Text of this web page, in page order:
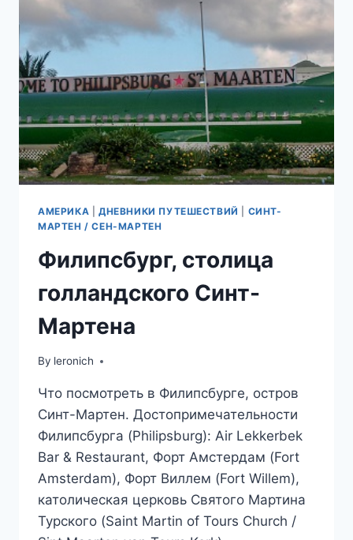
(ФРАНЦУЗСКАЯ
ЧАСТЬ
ОСТРОВА
МАРТИНА)
АМЕРИКА ДНЕВНИКИ ПУТЕШЕСТВИЙ
СИНТ-
МАРТЕН / СЕН-МАРТЕН
Филипсбург, столица
голландского Синт-
Мартена
By leronich
Что посмотреть в Филипсбурге, остров
Синт-Мартен. Достопримечательности
Филипсбурга (Philipsburg): Air Lekkerbek
Bar & Restaurant, Форт Амстердам (Fort
Amsterdam), Форт Виллем (Fort Willem),
католическая церковь Святого Мартина
Турского (Saint Martin of Tours Church /